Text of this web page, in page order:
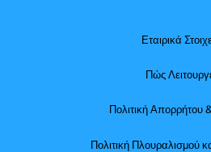
Εταιρικά
Πώς
Πολιτική Απορρήτου
Πολιτική Πλουραλισμού